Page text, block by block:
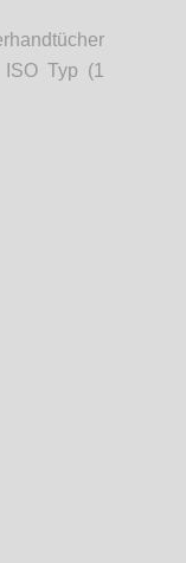
Typ (1